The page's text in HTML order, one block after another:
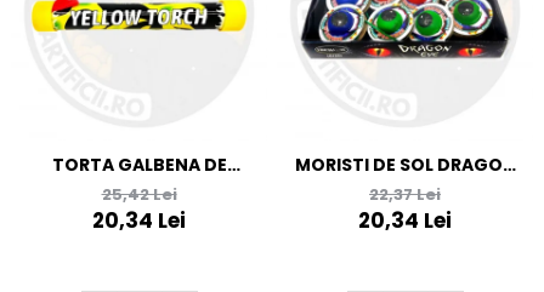
TORTA GALBENA DE
STADION CU FITIL
25,42 Lei
20,34 Lei
MORISTI DE SOL DRAGON
EYE
22,37 Lei
20,34 Lei